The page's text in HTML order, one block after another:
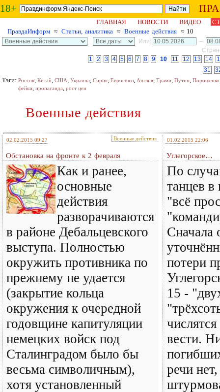
18+
ГЛАВНАЯ НОВОСТИ ВИДЕО
ПравдаИнформ ≈ Статьи, аналитика ≈ Военные действия ≈ 10
Или:
–
1
2 3 4 5 6 7 8 9 10 11 12 13 14
31
Тэги: Россия, Китай, США, Украина, Сирия, Евросоюз, Англия, Трамп, Путин, Порошенко
фейки, пропаганда, рост цен
Военные действия
02.02.2015 09:27 Военные действия
Обстановка на фронте к 2 февраля
Как и ранее,
основные
действия
разворачиваются
в районе Дебальцевского
выступа. Полностью
окружить противника по
прежнему не удается
(закрытие кольца
окружения к очередной
годовщине капитуляции
немецких войск под
Сталинградом было бы
весьма символичным),
хотя установленный
01.02.2015 22:06
Углегорское…
По
танцев в
"всё
Сначала
потери
15 -
вести.
речи